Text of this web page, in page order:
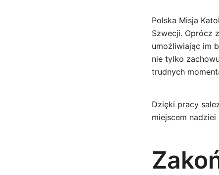
Polska Misja
Szwecji. Oprócz
umożliwiając im
nie tylko
trudnych
Dzięki pracy
miejscem